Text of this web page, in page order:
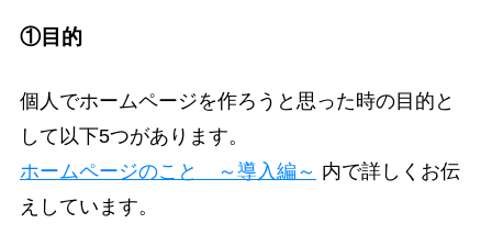
①目的
個人でホームページを作ろうと思った時の目的と
して以下5つがあります。
ホームページのこと ～導入編～ 内で詳しくお伝
えしています。